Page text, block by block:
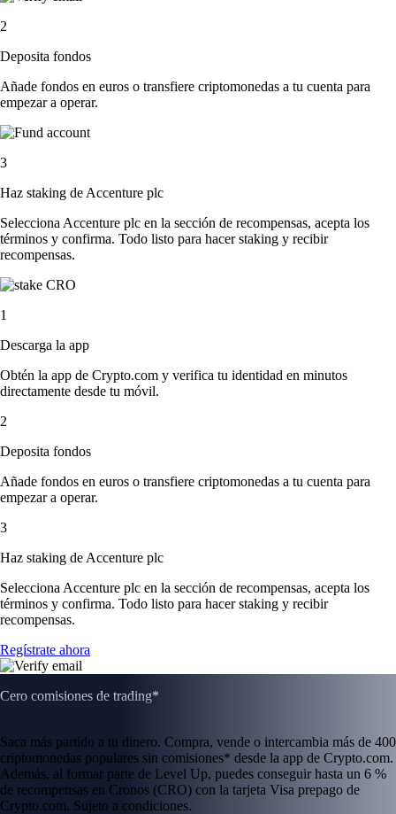
2
Deposita fondos
Añade fondos en euros o transfiere criptomonedas a tu cuenta para
empezar a operar.
3
Haz staking de Accenture plc
Selecciona Accenture plc en la sección de recompensas, acepta los
términos y confirma. Todo listo para hacer staking y recibir
recompensas.
1
Descarga la app
Obtén la app de Crypto.com y verifica tu identidad en minutos
directamente desde tu móvil.
2
Deposita fondos
Añade fondos en euros o transfiere criptomonedas a tu cuenta para
empezar a operar.
3
Haz staking de Accenture plc
Selecciona Accenture plc en la sección de recompensas, acepta los
términos y confirma. Todo listo para hacer staking y recibir
recompensas.
Regístrate ahora
Cero comisiones de trading*
Saca más partido a tu dinero. Compra, vende o intercambia más de 400
criptomonedas populares sin comisiones* desde la app de Crypto.com.
Además, al formar parte de Level Up, puedes conseguir hasta un 6 %
de recompensas en Cronos (CRO) con la tarjeta Visa prepago de
Crypto.com. Sujeto a condiciones.